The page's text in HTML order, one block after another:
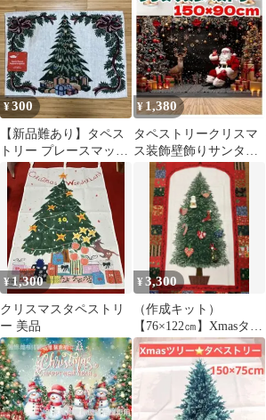
¥300
【新品難あり】タペス
トリー プレースマット
クリスマス
¥ 1,380
タペストリークリスマ
ス装飾壁飾りサンタク
ロースクリスマスツリ
ー背景布大判存在感
¥1,300
クリスマスタペストリ
ー 美品
¥3,300
（作成キット）
【76×122㎝】Xmasタペ
ストリーと小物飾りの
セットです。